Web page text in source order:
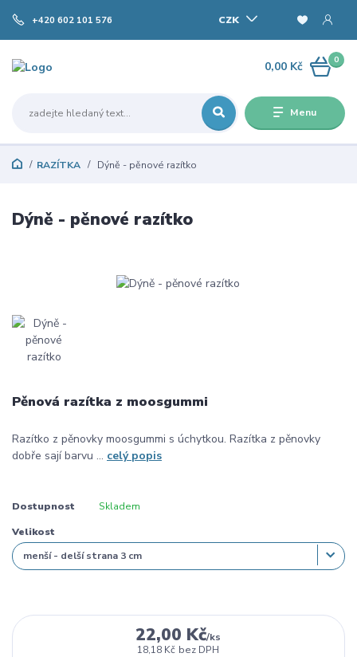
Menu
CZK
+420 602 101 576
0
0,00 Kč
RAZÍTKA Dýně - pěnové razítko
Dýně - pěnové razítko
Pěnová razítka z moosgummi
Razítko z pěnovky moosgummi s úchytkou. Razítka z pěnovky
dobře sají barvu ... celý popis
Dostupnost Skladem
Velikost
22,00 Kč/ks
18,18 Kč bez DPH